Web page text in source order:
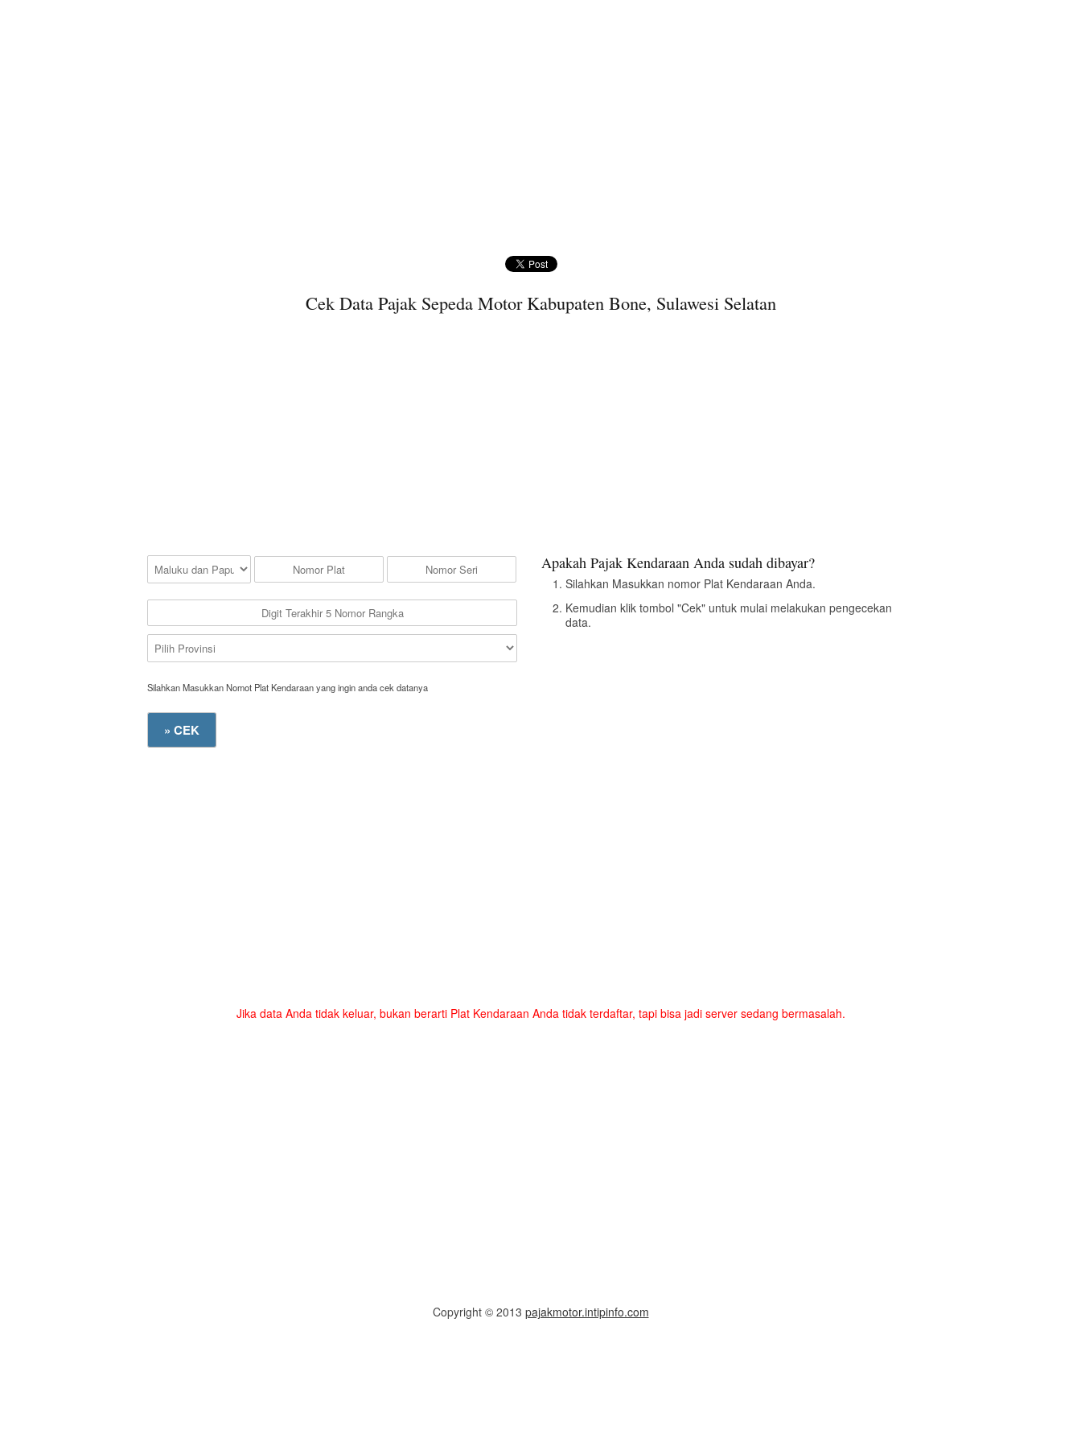
Cek Data Pajak Sepeda Motor Kabupaten Bone, Sulawesi Selatan
Silahkan Masukkan Nomot Plat Kendaraan yang ingin anda cek datanya
Apakah Pajak Kendaraan Anda sudah dibayar?
Silahkan Masukkan nomor Plat Kendaraan Anda.
Kemudian klik tombol "Cek" untuk mulai melakukan pengecekan
data.
Jika data Anda tidak keluar, bukan berarti Plat Kendaraan Anda tidak terdaftar, tapi bisa jadi server sedang bermasalah.
Copyright © 2013 pajakmotor.intipinfo.com